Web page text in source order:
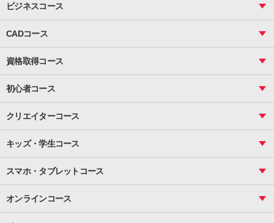
個人情報の委託
個人情報が取得出来ない場合の弊害等
不十分な場合、当社が執り行う業務に支障が生じ、ご本人様に十分な対応が出来
ず、不利な状況が発生する恐れがあります。
（株）フレックスジャパンは保有する個人情報のご本人様又はその代理人様（法
定代理人又は委任に基づく代理人）からの開示等の求め（1.個人情報の開示、2.
利用目的の通知、3.個人情報の訂正、追加、消去、4.利用の停止又は第三者提供
お問合せ窓口
株式会社フレックスジャパン PMS事務局（個人情報保護管理者 渡邊
俊之）
TEL ： 011-242-4001 / FAX ： 011-241-0862 / MAIL ：
ビジネスコース
関数
ピボットテーブル
マクロ
資料作成（基礎）
資料作成（応用）
プレゼンスキル
Word
文書作成（応用）
文書作成（デザイン活用）
CADコース
図面作成（基礎）
図面作成（応用）
資格取得コース
VBAエキスパート
ビジネス統計
CS
サーティファイ
初心者コース
案内文書・レター・はがき・POP作成
インターネット活用
メール活用
クリエイターコース
基礎
応用
Illustrator
基礎
応用
HTML/CSS
キッズ・学生コース
プライマリー（年長～小２）
スタンダード（小３～小６）
マインクラフト（年長～小６）
スマホ・タブレットコース
初めてのLINE
オンラインコース